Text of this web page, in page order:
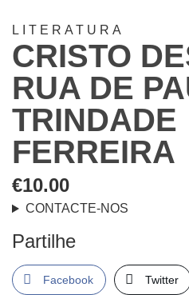
LITERATURA
CRISTO
RUA DE
TRINDADE
FERREIRA
€10.00
CONTACTE-NOS
Partilhe
Facebook Twitter